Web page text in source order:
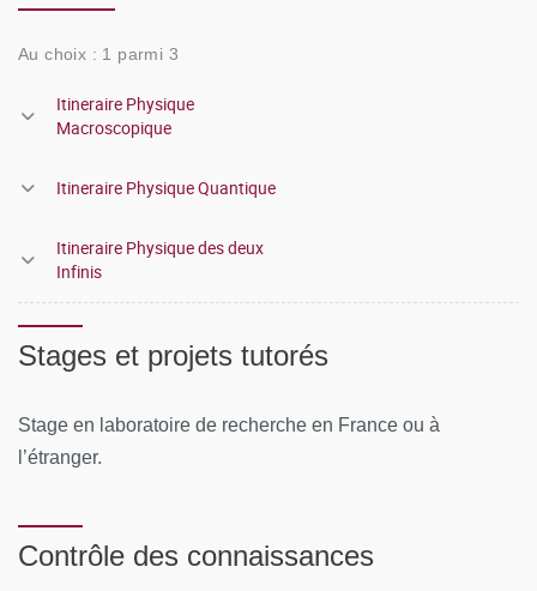
Hydrodynamique et fluides complexes
Thématique Physique quantique :
Physique quantique II
Thématique Physique des deux infinis :
Hydrodynamique et fluides complexes
Au choix : 1 parmi 3
Itineraire Physique
Macroscopique
Itineraire Physique Quantique
Itineraire Physique des deux
Infinis
Stages et projets tutorés
Stage en laboratoire de recherche en France ou à
l’étranger.
Contrôle des connaissances